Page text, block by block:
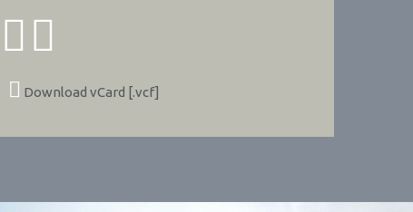
Download vCard [.vcf]